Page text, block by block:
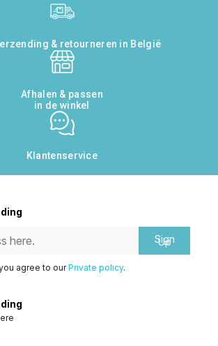
& retourneren in België
Afhalen & passen
in de winkel
Klantenservice
Sign
Up
agree to ourPrivate policy.